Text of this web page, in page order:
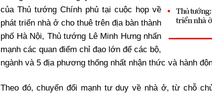
Thủ
triển nhà
của Thủ tướng Chính phủ tại cuộc họp về
phát triển nhà ở cho thuê trên địa bàn thành
phố Hà Nội, Thủ tướng Lê Minh Hưng nhấn
mạnh các quan điểm chỉ đạo lớn để các bộ,
ngành và 5 địa phương thống nhất nhận thức và hành
Theo đó, chuyển đổi mạnh tư duy về nhà ở, từ chỗ